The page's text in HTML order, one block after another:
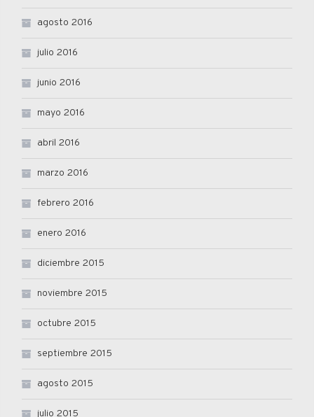
agosto 2016
julio 2016
junio 2016
mayo 2016
abril 2016
marzo 2016
febrero 2016
enero 2016
diciembre 2015
noviembre 2015
octubre 2015
septiembre 2015
agosto 2015
julio 2015